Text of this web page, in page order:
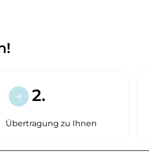
arrow_forward 2.
Übertragung zu Ihnen